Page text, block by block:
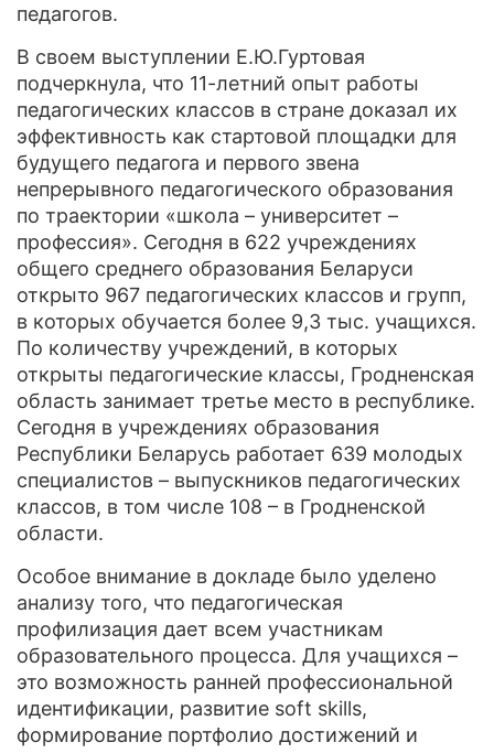
педагогов.
В своем выступлении Е.Ю.Гуртовая
подчеркнула, что 11-летний опыт работы
педагогических классов в стране доказал их
эффективность как стартовой площадки для
будущего педагога и первого звена
непрерывного педагогического образования
по траектории «школа – университет –
профессия». Сегодня в 622 учреждениях
общего среднего образования Беларуси
открыто 967 педагогических классов и групп,
в которых обучается более 9,3 тыс. учащихся.
По количеству учреждений, в которых
открыты педагогические классы, Гродненская
область занимает третье место в республике.
Сегодня в учреждениях образования
Республики Беларусь работает 639 молодых
специалистов – выпускников педагогических
классов, в том числе 108 – в Гродненской
области.
Особое внимание в докладе было уделено
анализу того, что педагогическая
профилизация дает всем участникам
образовательного процесса. Для учащихся –
это возможность ранней профессиональной
идентификации, развитие soft skills,
формирование портфолио достижений и